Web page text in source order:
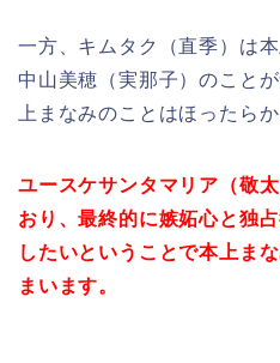
一方、キムタク（直季）は
中山美穂（実那子）のこと
上まなみのことはほったら
ユースケサンタマリア（敬
おり、最終的に嫉妬心と独
したいということで本上ま
まいます。